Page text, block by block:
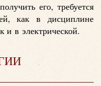
его, требуется
как в дисциплине
и в электрической.